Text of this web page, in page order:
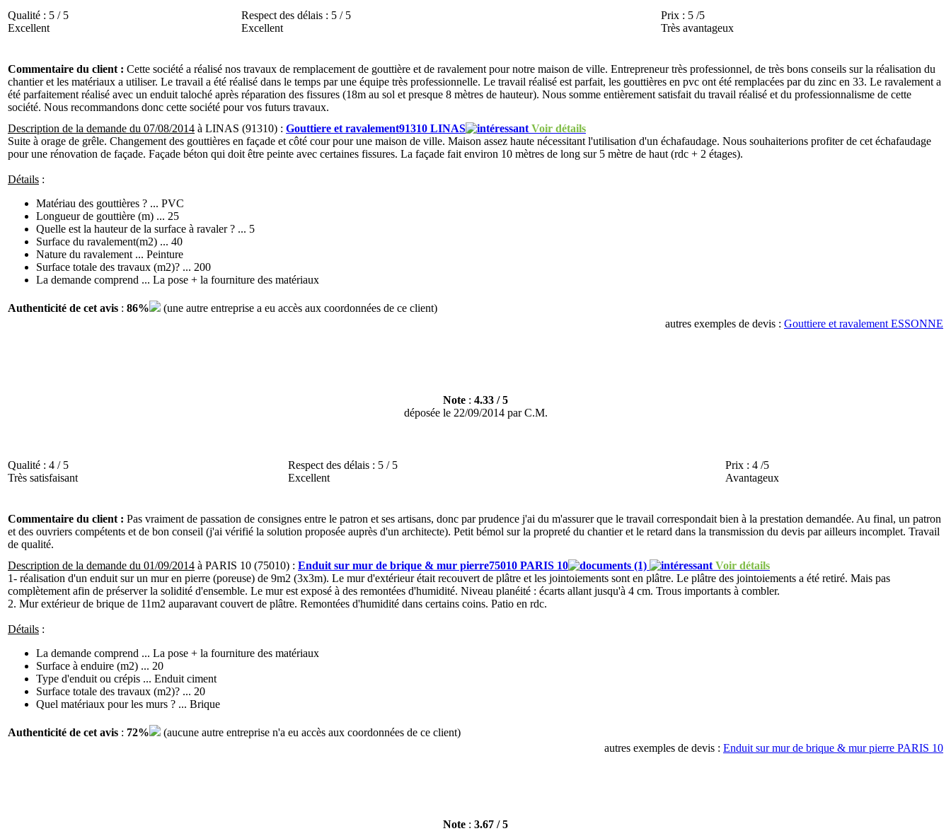
Qualité : 5 / 5
Excellent
Respect des délais : 5 / 5
Excellent
Prix : 5 /5
Très avantageux
Commentaire du client : Cette société a réalisé nos travaux de remplacement de gouttière et de ravalement pour notre maison de ville. Entrepreneur très professionnel, de très bons conseils sur la réalisation du
chantier et les matériaux a utiliser. Le travail a été réalisé dans le temps par une équipe très professionnelle. Le travail réalisé est parfait, les gouttières en pvc ont été remplacées par du zinc en 33. Le ravalement a
été parfaitement réalisé avec un enduit taloché après réparation des fissures (18m au sol et presque 8 mètres de hauteur). Nous somme entièrement satisfait du travail réalisé et du professionnalisme de cette
société. Nous recommandons donc cette société pour vos futurs travaux.
Description de la demande du 07/08/2014 à LINAS (91310) : Gouttiere et ravalement91310 LINAS
Voir détails
Suite à orage de grêle. Changement des gouttières en façade et côté cour pour une maison de ville. Maison assez haute nécessitant l'utilisation d'un échafaudage. Nous souhaiterions profiter de cet échafaudage
pour une rénovation de façade. Façade béton qui doit être peinte avec certaines fissures. La façade fait environ 10 mètres de long sur 5 mètre de haut (rdc + 2 étages).
Détails :
Matériau des gouttières ? ... PVC
Longueur de gouttière (m) ... 25
Quelle est la hauteur de la surface à ravaler ? ... 5
Surface du ravalement(m2) ... 40
Nature du ravalement ... Peinture
Surface totale des travaux (m2)? ... 200
La demande comprend ... La pose + la fourniture des matériaux
Authenticité de cet avis : 86%
(une autre entreprise a eu accès aux coordonnées de ce client)
autres exemples de devis : Gouttiere et ravalement ESSONNE
Note : 4.33 /5
déposée le 22/09/2014parC.M.
Qualité : 4 / 5
Très satisfaisant
Respect des délais : 5 / 5
Excellent
Prix : 4 /5
Avantageux
Commentaire du client : Pas vraiment de passation de consignes entre le patron et ses artisans, donc par prudence j'ai du m'assurer que le travail correspondait bien à la prestation demandée. Au final, un patron
et des ouvriers compétents et de bon conseil (j'ai vérifié la solution proposée auprès d'un architecte). Petit bémol sur la propreté du chantier et le retard dans la transmission du devis par ailleurs incomplet. Travail
de qualité.
Description de la demande du 01/09/2014 à PARIS 10 (75010) : Enduit sur mur de brique & mur pierre75010 PARIS 10 (1)
Voir détails
1- réalisation d'un enduit sur un mur en pierre (poreuse) de 9m2 (3x3m). Le mur d'extérieur était recouvert de plâtre et les jointoiements sont en plâtre. Le plâtre des jointoiements a été retiré. Mais pas
complètement afin de préserver la solidité d'ensemble. Le mur est exposé à des remontées d'humidité. Niveau planéité : écarts allant jusqu'à 4 cm. Trous importants à combler.
2. Mur extérieur de brique de 11m2 auparavant couvert de plâtre. Remontées d'humidité dans certains coins. Patio en rdc.
Détails :
La demande comprend ... La pose + la fourniture des matériaux
Surface à enduire (m2) ... 20
Type d'enduit ou crépis ... Enduit ciment
Surface totale des travaux (m2)? ... 20
Quel matériaux pour les murs ? ... Brique
Authenticité de cet avis : 72%
(aucune autre entreprise n'a eu accès aux coordonnées de ce client)
autres exemples de devis : Enduit sur mur de brique & mur pierre PARIS 10
Note : 3.67 /5